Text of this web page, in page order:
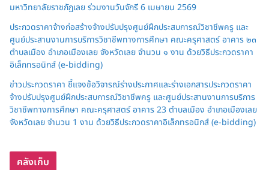
มหาวิทยาลัยราชภัฏเลย ร่วมงานวันจักรี 6 เมษายน 2569
ประกวดราคาจ้างก่อสร้างจ้างปรับปรุงศูนย์ฝึกประสบการณ์วิชาชีพครู และ
ศูนย์ประสานงานการบริการวิชาชีพทางการศึกษา คณะครุศาสตร์ อาคาร ๒๓
ตำบลเมือง อำเภอเมืองเลย จังหวัดเลย จำนวน ๑ งาน ด้วยวิธีประกวดราคา
อิเล็กทรอนิกส์ (e-bidding)
ข่าวประกวดราคา ชี้แจงข้อวิจารณ์ร่างประกาศและร่างเอกสารประกวดราคา
จ้างปรับปรุงศูนย์ฝึกประสบการณ์วิชาชีพครู และศูนย์ประสานงานการบริการ
วิชาชีพทางการศึกษา คณะครุศาสตร์ อาคาร 23 ตำบลเมือง อำเภอเมืองเลย
จังหวัดเลย จำนวน 1 งาน ด้วยวิธีประกวดราคาอิเล็กทรอนิกส์ (e-bidding)
คลังเก็บ